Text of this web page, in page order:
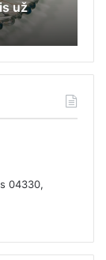
04330,